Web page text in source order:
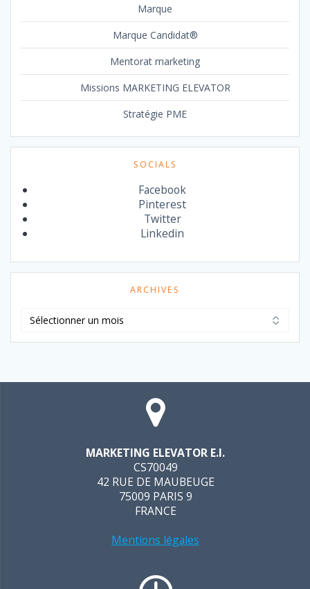
Marque
Marque Candidat®
Mentorat marketing
Missions MARKETING ELEVATOR
Stratégie PME
SOCIALS
Facebook
Pinterest
Twitter
Linkedin
ARCHIVES
MARKETING ELEVATOR E.I.
CS70049
42 RUE DE MAUBEUGE
75009 PARIS 9
FRANCE
Mentions légales